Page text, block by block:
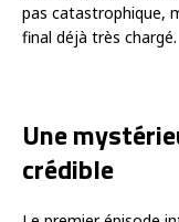
pas catastrophique,
final déjà très chargé.
Une
crédible